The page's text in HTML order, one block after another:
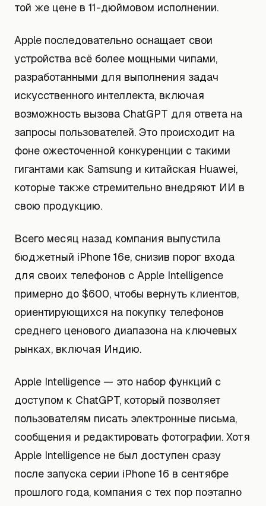
той же цене в 11-дюймовом исполнении.
Apple последовательно оснащает свои
устройства всё более мощными чипами,
разработанными для выполнения задач
искусственного интеллекта, включая
возможность вызова ChatGPT для ответа на
запросы пользователей. Это происходит на
фоне ожесточенной конкуренции с такими
гигантами как Samsung и китайская Huawei,
которые также стремительно внедряют ИИ в
свою продукцию.
Всего месяц назад компания выпустила
бюджетный iPhone 16e, снизив порог входа
для своих телефонов с Apple Intelligence
примерно до $600, чтобы вернуть клиентов,
ориентирующихся на покупку телефонов
среднего ценового диапазона на ключевых
рынках, включая Индию.
Apple Intelligence — это набор функций с
доступом к ChatGPT, который позволяет
пользователям писать электронные письма,
сообщения и редактировать фотографии. Хотя
Apple Intelligence не был доступен сразу
после запуска серии iPhone 16 в сентябре
прошлого года, компания с тех пор поэтапно